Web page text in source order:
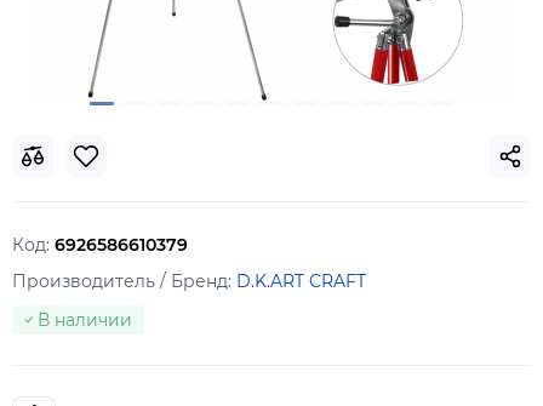
Код: 6926586610379
Производитель / Бренд: D.K.ART CRAFT
В наличии